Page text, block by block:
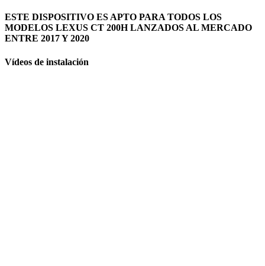
ESTE DISPOSITIVO ES APTO PARA TODOS LOS
MODELOS LEXUS CT 200H LANZADOS AL MERCADO
ENTRE 2017 Y 2020
Vídeos de instalación